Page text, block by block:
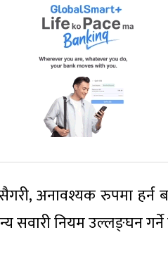
अनावश्यक रुपमा हर्न
सवारी नियम उल्लङ्घन